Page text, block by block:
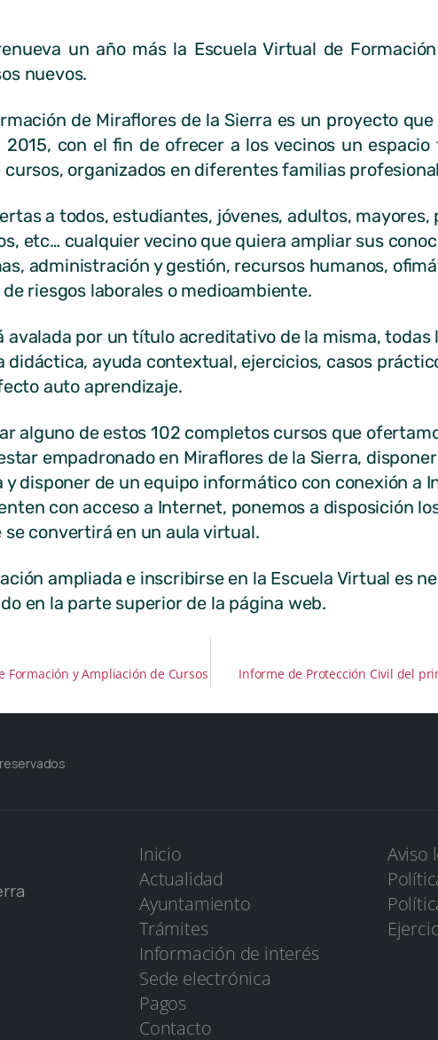
un año más la Escuela Virtual de
nuevos.
de Miraflores de la Sierra es un proyecto
con el fin de ofrecer a los vecinos un
organizados en diferentes familias
a todos, estudiantes, jóvenes, adultos, mayores,
etc… cualquier vecino que quiera ampliar sus
administración y gestión, recursos humanos,
riesgos laborales o medioambiente.
avalada por un título acreditativo de la misma, todas
didáctica, ayuda contextual, ejercicios, casos
auto aprendizaje.
alguno de estos 102 completos cursos que
empadronado en Miraflores de la Sierra,
y disponer de un equipo informático con conexión a
con acceso a Internet, ponemos a disposición
convertirá en un aula virtual.
ampliada e inscribirse en la Escuela Virtual es
en la parte superior de la página web.
Formación y Ampliación de Cursos Informe de Protección Civil del
Inicio
Actualidad
Ayuntamiento
Trámites
Información de interés
Sede electrónica
Pagos
Contacto
Aviso